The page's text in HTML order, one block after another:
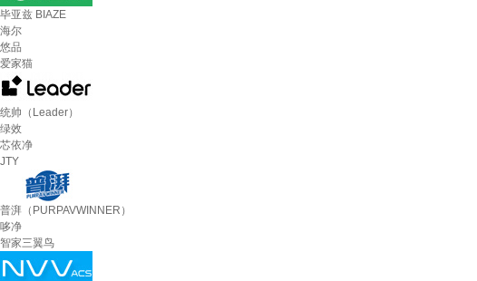
毕亚兹 BIAZE
海尔
悠品
爱家猫
统帅（Leader）
绿效
芯依净
JTY
普湃（PURPAVWINNER）
哆净
智家三翼鸟